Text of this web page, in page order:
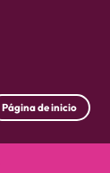
Página de inicio